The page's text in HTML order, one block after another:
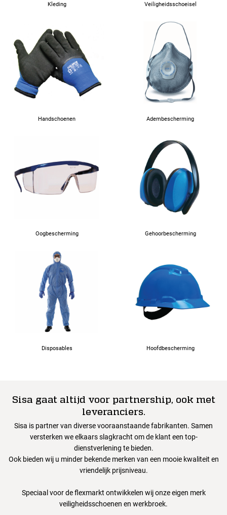
Kleding Veiligheidsschoeisel
Handschoenen Adembescherming
Oogbescherming Gehoorbescherming
Disposables Hoofdbescherming
Sisa gaat altijd voor partnership, ook met
leveranciers.
Sisa is partner van diverse vooraanstaande fabrikanten. Samen
versterken we elkaars slagkracht om de klant een top-
dienstverlening te bieden.
Ook bieden wij u minder bekende merken van een mooie kwaliteit en
vriendelijk prijsniveau.
Speciaal voor de flexmarkt ontwikkelen wij onze eigen merk
veiligheidsschoenen en werkbroek.